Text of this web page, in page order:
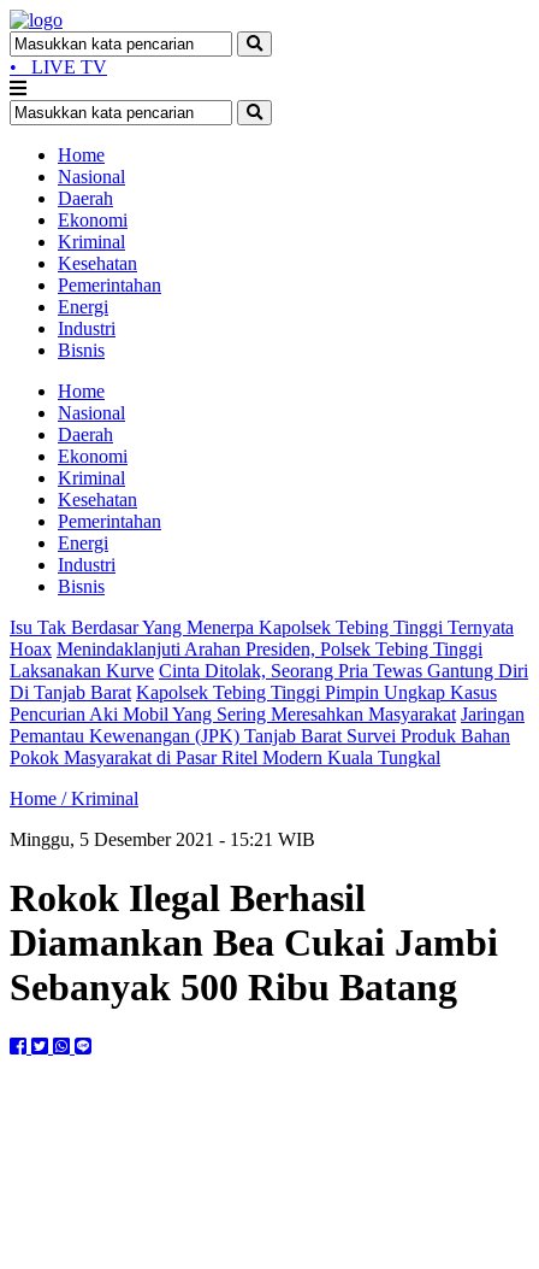
• LIVE TV
Home
Nasional
Daerah
Ekonomi
Kriminal
Kesehatan
Pemerintahan
Energi
Industri
Bisnis
Home
Nasional
Daerah
Ekonomi
Kriminal
Kesehatan
Pemerintahan
Energi
Industri
Bisnis
Isu Tak Berdasar Yang Menerpa Kapolsek Tebing Tinggi Ternyata
Hoax Menindaklanjuti Arahan Presiden, Polsek Tebing Tinggi
Laksanakan Kurve Cinta Ditolak, Seorang Pria Tewas Gantung Diri
Di Tanjab Barat Kapolsek Tebing Tinggi Pimpin Ungkap Kasus
Pencurian Aki Mobil Yang Sering Meresahkan Masyarakat Jaringan
Pemantau Kewenangan (JPK) Tanjab Barat Survei Produk Bahan
Pokok Masyarakat di Pasar Ritel Modern Kuala Tungkal
Home /Kriminal
Minggu, 5 Desember 2021 - 15:21 WIB
Rokok Ilegal Berhasil
Diamankan Bea Cukai Jambi
Sebanyak 500 Ribu Batang